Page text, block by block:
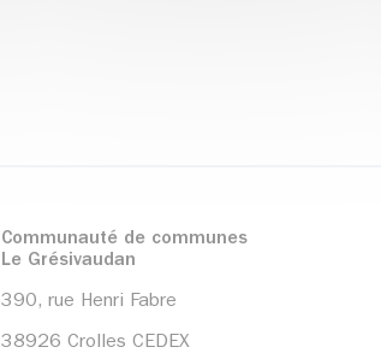
Communauté de communes
Le Grésivaudan
390, rue Henri Fabre
38926 Crolles CEDEX